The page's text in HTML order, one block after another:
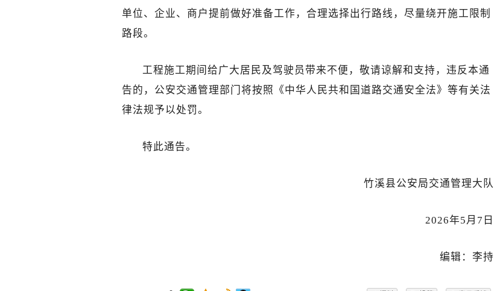
单位、企业、商户提前做好准备工作，合理选择出行路线，尽量绕开施工限制
路段。
工程施工期间给广大居民及驾驶员带来不便，敬请谅解和支持，违反本通
告的，公安交通管理部门将按照《中华人民共和国道路交通安全法》等有关法
律法规予以处罚。
特此通告。
竹溪县公安局交通管理大队
2026年5月7日
编辑：李持